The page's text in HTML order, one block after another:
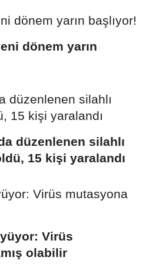
dönem yarın
düzenlenen silahlı
15 kişi yaralandı
Virüs
olabilir